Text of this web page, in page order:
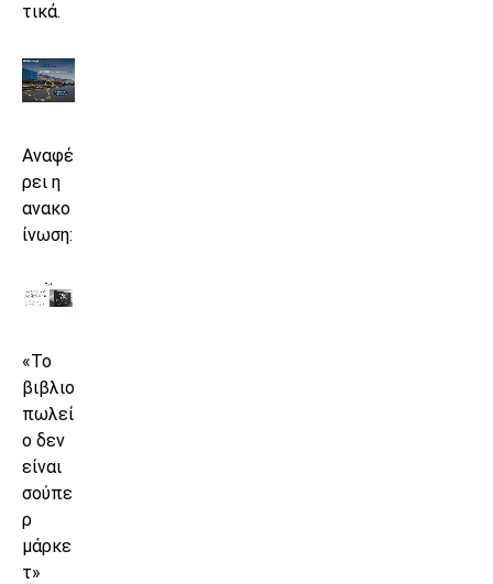
τικά.
Αναφέ
ρει η
ανακο
ίνωση:
«Το
βιβλιο
πωλεί
ο δεν
είναι
σούπε
ρ
μάρκε
τ»